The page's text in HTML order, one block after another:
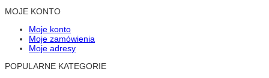
MOJE KONTO
Moje konto
Moje zamówienia
Moje adresy
POPULARNE KATEGORIE